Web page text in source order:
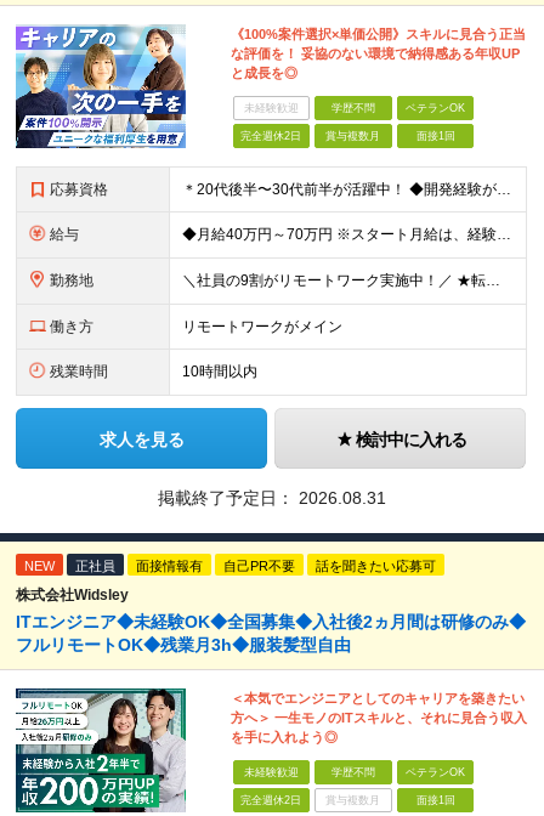
《100%案件選択×単価公開》スキルに見合う正当
な評価を！ 妥協のない環境で納得感ある年収UP
と成長を◎
未経験歓迎 学歴不問 ベテランOK
完全週休2日 賞与複数月 面接1回
応募資格 ＊20代後半〜30代前半が活躍中！ ◆開発経験が3年以上ある方（Web・オープン系システム等） ◆学歴不問 ★Java(Spring、Spring Boot)、Python(Django)、 Re
給与 ◆月給40万円～70万円 ※スタート月給は、経験・能力・前職の給与等を考慮の上で決定いたします。 ※上記金額には残業の有無に関わらず、 月30時間分の固定残業代（7万6,000円～13万3,000円
勤務地 ＼社員の9割がリモートワーク実施中！／ ★転勤ナシ！ ★UIターン歓迎！ 関東、関西、東海、九州・中国エリアの各プロジェクト先から希望を優先して決定。 ※リモート案件も多数あり！ ◆関東エリア
働き方 リモートワークがメイン
残業時間 10時間以内
求人を見る 検討中に入れる
掲載終了予定日： 2026.08.31
NEW 正社員 面接情報有 自己PR不要 話を聞きたい応募可
株式会社Widsley
ITエンジニア◆未経験OK◆全国募集◆入社後2ヵ月間は研修のみ◆
フルリモートOK◆残業月3h◆服装髪型自由
＜本気でエンジニアとしてのキャリアを築きたい
方へ＞ 一生モノのITスキルと、それに見合う収入
を手に入れよう◎
未経験歓迎 学歴不問 ベテランOK
完全週休2日 賞与複数月 面接1回